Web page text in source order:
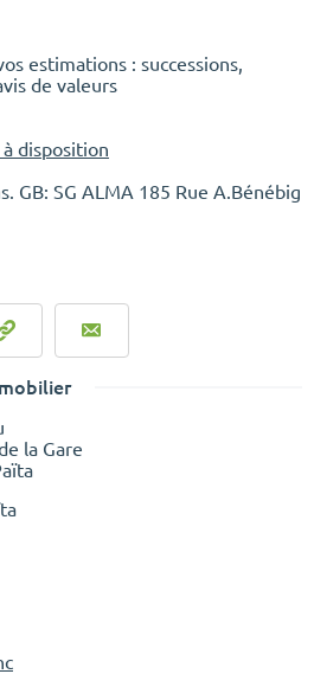
estimations : successions,
de valeurs
disposition
GB: SG ALMA 185 Rue A.Bénébig
la Gare